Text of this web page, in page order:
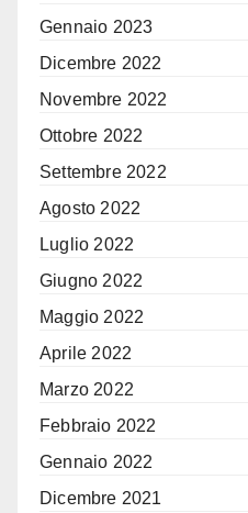
Gennaio 2023
Dicembre 2022
Novembre 2022
Ottobre 2022
Settembre 2022
Agosto 2022
Luglio 2022
Giugno 2022
Maggio 2022
Aprile 2022
Marzo 2022
Febbraio 2022
Gennaio 2022
Dicembre 2021